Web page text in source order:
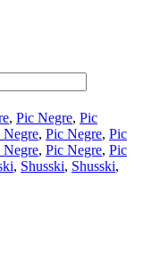
, Pic Negre, Pic
Negre, Pic Negre, Pic
Negre, Pic Negre, Pic
, Shusski, Shusski,